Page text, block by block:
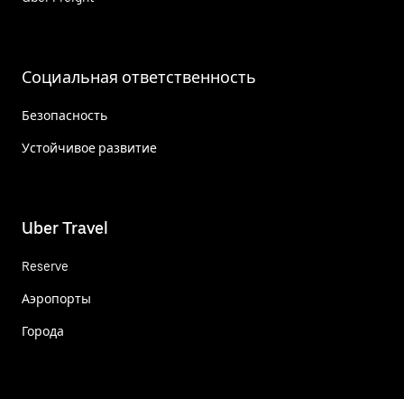
Социальная ответственность
Безопасность
Устойчивое развитие
Uber Travel
Reserve
Аэропорты
Города